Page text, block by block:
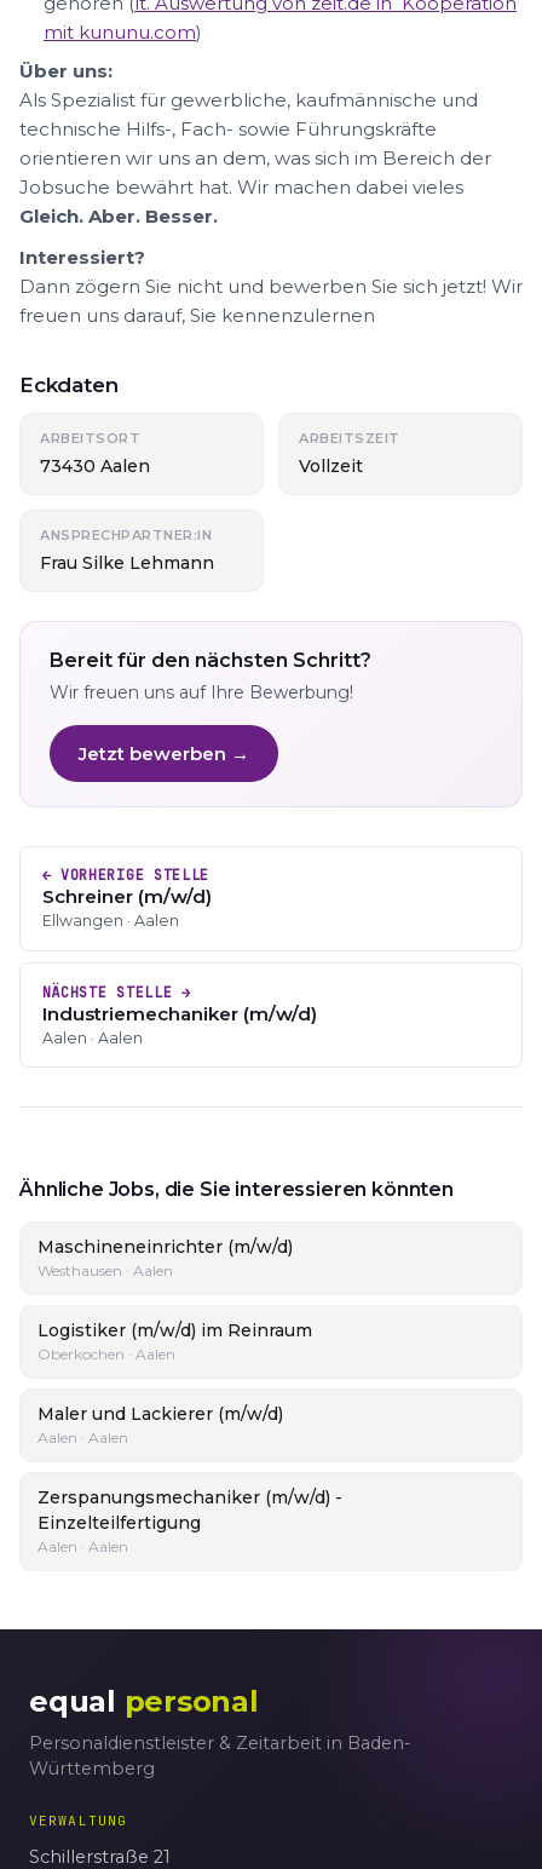
mit kununu.com)
Über uns:
Als Spezialist für gewerbliche, kaufmännische und
technische Hilfs-, Fach- sowie Führungskräfte
orientieren wir uns an dem, was sich im Bereich der
Jobsuche bewährt hat. Wir machen dabei vieles
Gleich. Aber. Besser.
Interessiert?
Dann zögern Sie nicht und bewerben Sie sich jetzt! Wir
freuen uns darauf, Sie kennenzulernen
Eckdaten
ARBEITSORT
73430 Aalen
ARBEITSZEIT
Vollzeit
ANSPRECHPARTNER:IN
Frau Silke Lehmann
Bereit für den nächsten Schritt?
Wir freuen uns auf Ihre Bewerbung!
Jetzt bewerben →
← VORHERIGE STELLE
Schreiner (m/w/d)
Ellwangen · Aalen
NÄCHSTE STELLE →
Industriemechaniker (m/w/d)
Aalen · Aalen
Ähnliche Jobs, die Sie interessieren könnten
Maschineneinrichter (m/w/d)
Westhausen · Aalen
Logistiker (m/w/d) im Reinraum
Oberkochen · Aalen
Maler und Lackierer (m/w/d)
Aalen · Aalen
Zerspanungsmechaniker (m/w/d) -
Einzelteilfertigung
Aalen · Aalen
equal personal
Personaldienstleister & Zeitarbeit in Baden-
Württemberg
VERWALTUNG
Schillerstraße 21